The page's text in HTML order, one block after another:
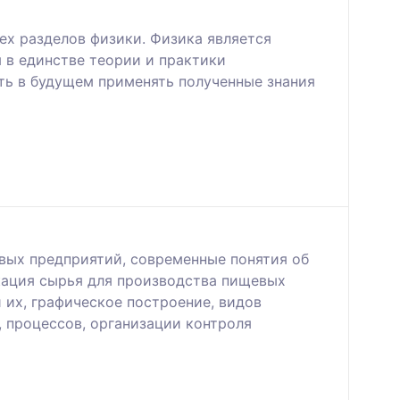
разделов физики. Физика является
единстве теории и практики
в будущем применять полученные знания
предприятий, современные понятия об
сырья для производства пищевых
графическое построение, видов
организации контроля